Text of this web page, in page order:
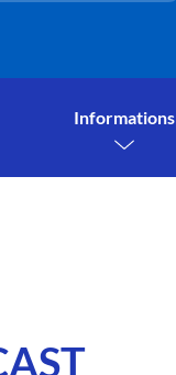
Informations